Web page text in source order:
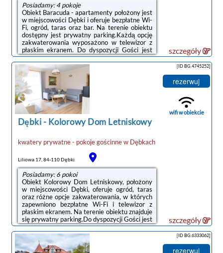
Posiadamy: 4 pokoje
Obiekt Baracuda - apartamenty położony jest
w miejscowości Dębki i oferuje bezpłatne Wi-
Fi, ogród, taras oraz bar. Na terenie obiektu
dostępny jest prywatny parking.Każdą opcję
zakwaterowania wyposażono w telewizor z
płaskim ekranem. Do dyspozycji Gości jest
jadalnia, aneks kuchenny z doskonałym
wyposażeniem, prywatna łazienka z
prysznicem, bezpłatnym zestawem
kosmetyków i suszarką do włosów, a także
balkon z widokiem na ogród. Wyposażenie
obejmuje również lodówkę, zmywarkę,
mikrofalówkę, ekspres do kawy i
czajnik.Odległość ważnych miejsc od obiektu:
Plaża w ...
szczegóły
Dębki- Kolorowy Dom Letniskowy
kwatery prywatne - pokoje gościnnew Dębkach
Liliowa 17, 84-110 Dębki
Posiadamy: 6 pokoi
Obiekt Kolorowy Dom Letniskowy, położony
w miejscowości Dębki, oferuje ogród, taras
oraz różne opcje zakwaterowania, w których
zapewniono bezpłatne Wi-Fi i telewizor z
płaskim ekranem. Na terenie obiektu znajduje
się prywatny parking.Do dyspozycji Gości jest
w pełni wyposażona prywatna łazienka z
prysznicem i suszarką do włosów.Odległość
ważnych miejsc od obiektu: Plaża w Dębkach
– 800 m, Dworzec kolejowy – 50 km.
[ID BG.4745252]
rezerwuj
wifi w obiekcie
szczegóły
[ID BG.6333062]
rezerwuj